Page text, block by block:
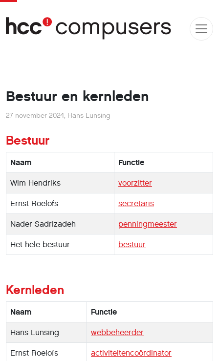
Bestuur en kernleden
27 november 2024, Hans Lunsing
Bestuur
Naam Functie
Wim Hendriks voorzitter
Ernst Roelofs secretaris
Nader Sadrizadeh penningmeester
Het hele bestuur bestuur
Kernleden
Naam Functie
Hans Lunsing webbeheerder
Ernst Roelofs activiteitencoördinator